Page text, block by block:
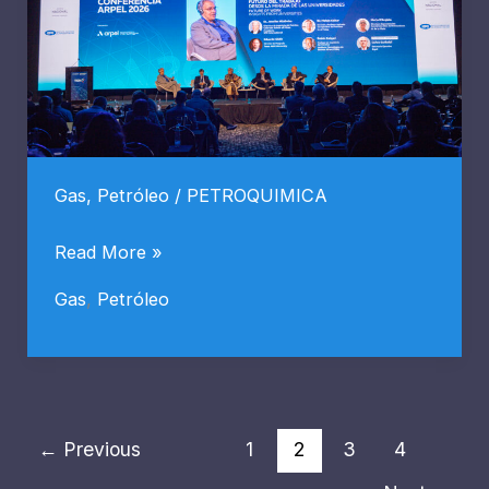
Gas, Petróleo / PETROQUIMICA
Para
Latina
Read More »
Gas, Petróleo
← Previous 1 2 3
4